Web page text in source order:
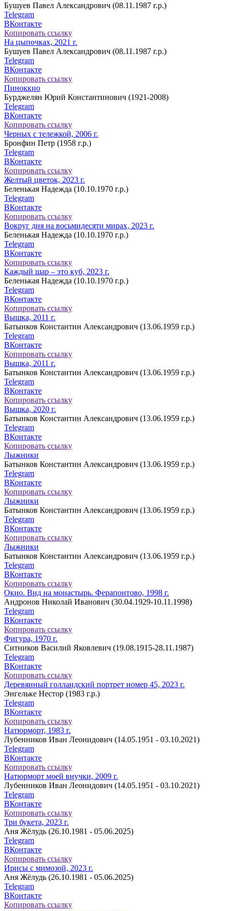
Бушуев Павел Александрович (08.11.1987 г.р.)
Telegram
ВКонтакте
Копировать ссылку
На цыпочках, 2021 г.
Бушуев Павел Александрович (08.11.1987 г.р.)
Telegram
ВКонтакте
Копировать ссылку
Пиноккио
Бурджелян Юрий Константинович (1921-2008)
Telegram
ВКонтакте
Копировать ссылку
Черных с тележкой, 2006 г.
Бронфин Петр (1958 г.р.)
Telegram
ВКонтакте
Копировать ссылку
Желтый цветок, 2023 г.
Беленькая Надежда (10.10.1970 г.р.)
Telegram
ВКонтакте
Копировать ссылку
Вокруг дня на восьмидесяти мирах, 2023 г.
Беленькая Надежда (10.10.1970 г.р.)
Telegram
ВКонтакте
Копировать ссылку
Каждый шар – это куб, 2023 г.
Беленькая Надежда (10.10.1970 г.р.)
Telegram
ВКонтакте
Копировать ссылку
Вышка, 2011 г.
Батынков Константин Александрович (13.06.1959 г.р.)
Telegram
ВКонтакте
Копировать ссылку
Вышка, 2011 г.
Батынков Константин Александрович (13.06.1959 г.р.)
Telegram
ВКонтакте
Копировать ссылку
Вышка, 2020 г.
Батынков Константин Александрович (13.06.1959 г.р.)
Telegram
ВКонтакте
Копировать ссылку
Лыжники
Батынков Константин Александрович (13.06.1959 г.р.)
Telegram
ВКонтакте
Копировать ссылку
Лыжники
Батынков Константин Александрович (13.06.1959 г.р.)
Telegram
ВКонтакте
Копировать ссылку
Лыжники
Батынков Константин Александрович (13.06.1959 г.р.)
Telegram
ВКонтакте
Копировать ссылку
Окно. Вид на монастырь. Ферапонтово, 1998 г.
Андронов Николай Иванович (30.04.1929-10.11.1998)
Telegram
ВКонтакте
Копировать ссылку
Фигура, 1970 г.
Ситников Василий Яковлевич (19.08.1915-28.11.1987)
Telegram
ВКонтакте
Копировать ссылку
Деревянный голландский портрет номер 45, 2023 г.
Энгельке Нестор (1983 г.р.)
Telegram
ВКонтакте
Копировать ссылку
Натюрморт, 1983 г.
Лубенников Иван Леонидович (14.05.1951 - 03.10.2021)
Telegram
ВКонтакте
Копировать ссылку
Натюрморт моей внучки, 2009 г.
Лубенников Иван Леонидович (14.05.1951 - 03.10.2021)
Telegram
ВКонтакте
Копировать ссылку
Три букета, 2023 г.
Аня Жёлудь (26.10.1981 - 05.06.2025)
Telegram
ВКонтакте
Копировать ссылку
Ирисы с мимозой, 2023 г.
Аня Жёлудь (26.10.1981 - 05.06.2025)
Telegram
ВКонтакте
Копировать ссылку